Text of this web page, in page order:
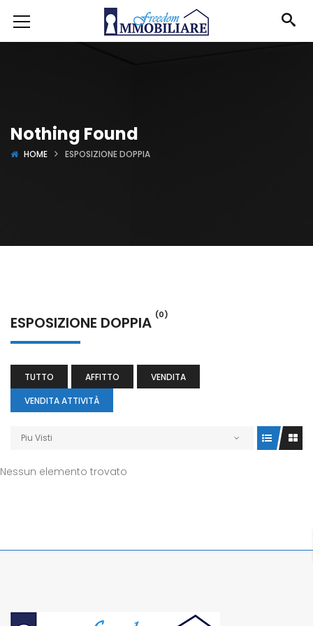
Nothing Found
HOME ESPOSIZIONE DOPPIA
ESPOSIZIONE DOPPIA (0)
TUTTO AFFITTO
VENDITA
VENDITA ATTIVITÀ
Piu Visti
Nessun elemento trovato